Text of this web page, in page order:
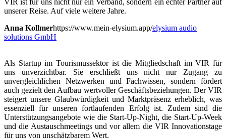
VIR ist für uns nicht nur ein Verband, sondern ein echter Partner auf
unserer Reise. Auf viele weitere Jahre.
Anna Kollmerhttps://www.mein-elysium.app/elysium audio
solutions GmbH
Als Startup im Tourismussektor ist die Mitgliedschaft im VIR für
uns unverzichtbar. Sie erschließt uns nicht nur Zugang zu
unvergleichlichen Netzwerken und Fachwissen, sondern fördert
auch gezielt den Aufbau wertvoller Geschäftsbeziehungen. Der VIR
steigert unsere Glaubwürdigkeit und Marktpräsenz erheblich, was
essenziell für unseren fortlaufenden Erfolg ist. Zudem sind die
Unterstützungsangebote wie die Start-Up-Night, die Start-Up-Week
und die Austauschmeetings und vor allem die VIR Innovationstage
für uns von unschätzbarem Wert.